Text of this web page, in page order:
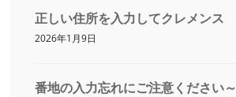
正しい住所を入力してクレメンス
2026年1月9日
番地の入力忘れにご注意ください～